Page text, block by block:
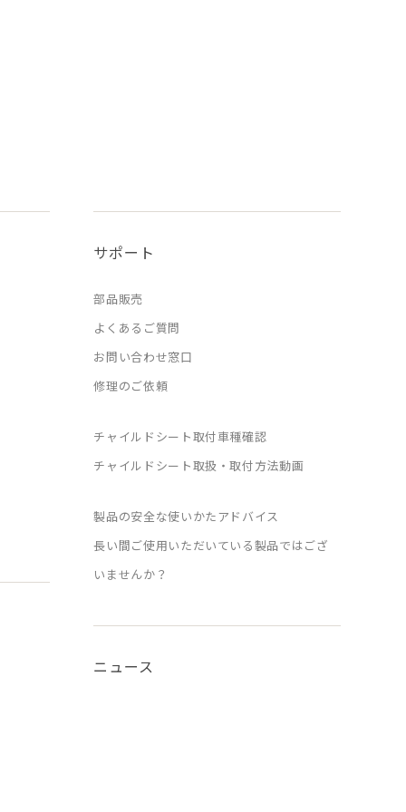
サポート
部品販売
よくあるご質問
お問い合わせ窓口
修理のご依頼
チャイルドシート取付車種確認
チャイルドシート取扱・取付方法動画
製品の安全な使いかたアドバイス
長い間ご使用いただいている製品ではござ
いませんか？
ニュース